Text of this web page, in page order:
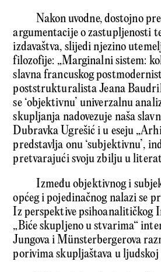
Nakon uvodne, dostojno
argumentacije o zastupljenosti
izdavaštva, slijedi njezino
filozofije: „Marginalni sistem:
slavna francuskog
poststrukturalista Jeana
se ‘objektivnu’ univerzalnu
skupljanja nadovezuje naša
Dubravka Ugrešić i u eseju
predstavlja onu ‘subjektivnu’,
pretvarajući svoju zbilju u
Između objektivnog i
općeg i pojedinačnog nalazi se
Iz perspektive psihoanalitičkog
„Biće skupljeno u stvarima“
Jungova i Münsterbergerova
porivima skupljaštava u